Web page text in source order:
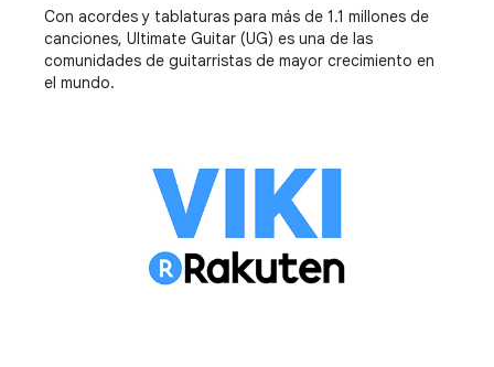
Con acordes y tablaturas para más de 1.1 millones de
canciones, Ultimate Guitar (UG) es una de las
comunidades de guitarristas de mayor crecimiento en
el mundo.